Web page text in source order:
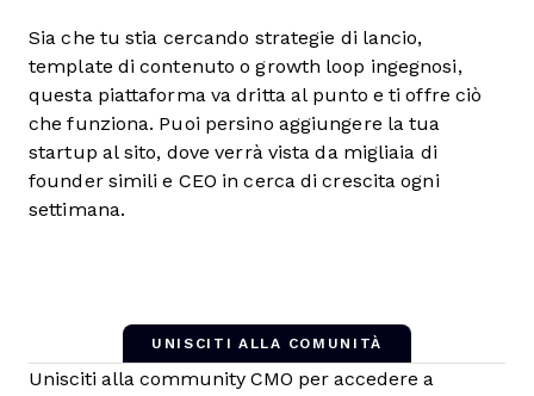
Sia che tu stia cercando strategie di lancio,
template di contenuto o growth loop ingegnosi,
questa piattaforma va dritta al punto e ti offre ciò
che funziona. Puoi persino aggiungere la tua
startup al sito, dove verrà vista da migliaia di
founder simili e CEO in cerca di crescita ogni
settimana.
UNISCITI ALLA COMUNITÀ
Unisciti alla community CMO per accedere a